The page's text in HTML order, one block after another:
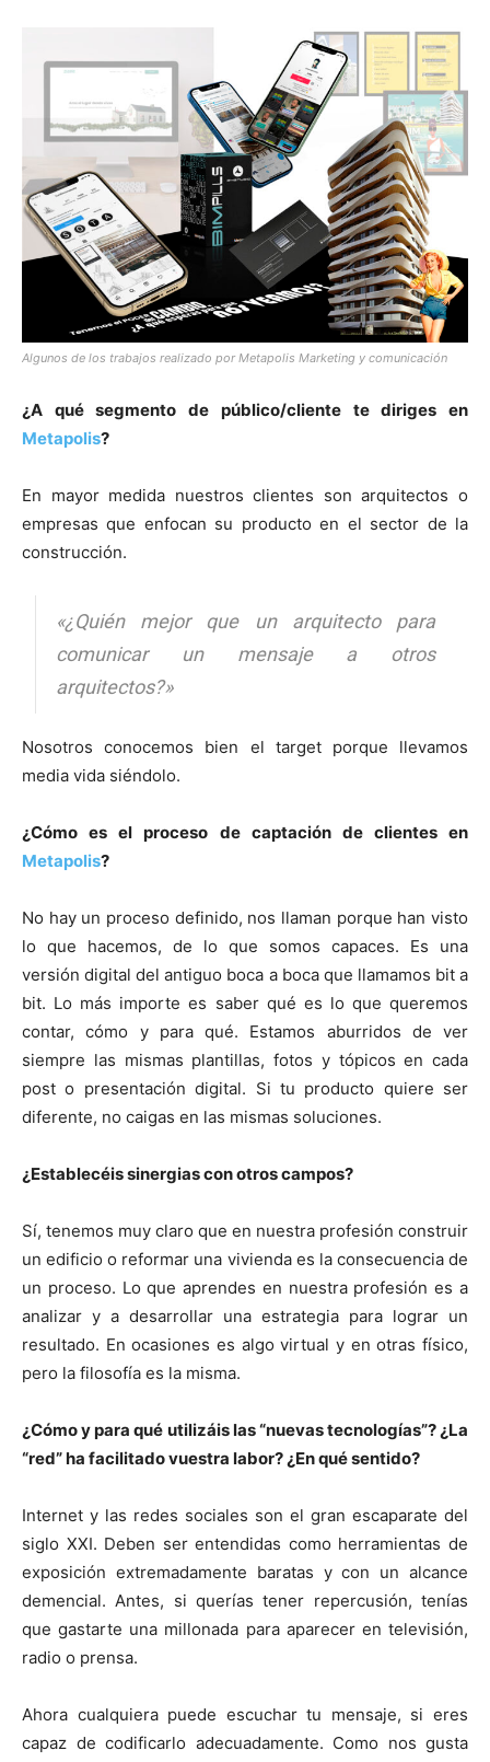
Algunos de los trabajos realizado por Metapolis Marketing y comunicación
¿A qué segmento de público/cliente te diriges en
Metapolis?
En mayor medida nuestros clientes son arquitectos o
empresas que enfocan su producto en el sector de la
construcción.
«¿Quién mejor que un arquitecto para
comunicar un mensaje a otros
arquitectos?»
Nosotros conocemos bien el target porque llevamos
media vida siéndolo.
¿Cómo es el proceso de captación de clientes en
Metapolis?
No hay un proceso definido, nos llaman porque han visto
lo que hacemos, de lo que somos capaces. Es una
versión digital del antiguo boca a boca que llamamos bit a
bit. Lo más importe es saber qué es lo que queremos
contar, cómo y para qué. Estamos aburridos de ver
siempre las mismas plantillas, fotos y tópicos en cada
post o presentación digital. Si tu producto quiere ser
diferente, no caigas en las mismas soluciones.
¿Establecéis sinergias con otros campos?
Sí, tenemos muy claro que en nuestra profesión construir
un edificio o reformar una vivienda es la consecuencia de
un proceso. Lo que aprendes en nuestra profesión es a
analizar y a desarrollar una estrategia para lograr un
resultado. En ocasiones es algo virtual y en otras físico,
pero la filosofía es la misma.
¿Cómo y para qué utilizáis las “nuevas tecnologías”? ¿La
“red” ha facilitado vuestra labor? ¿En qué sentido?
Internet y las redes sociales son el gran escaparate del
siglo XXI. Deben ser entendidas como herramientas de
exposición extremadamente baratas y con un alcance
demencial. Antes, si querías tener repercusión, tenías
que gastarte una millonada para aparecer en televisión,
radio o prensa.
Ahora cualquiera puede escuchar tu mensaje, si eres
capaz de codificarlo adecuadamente. Como nos gusta